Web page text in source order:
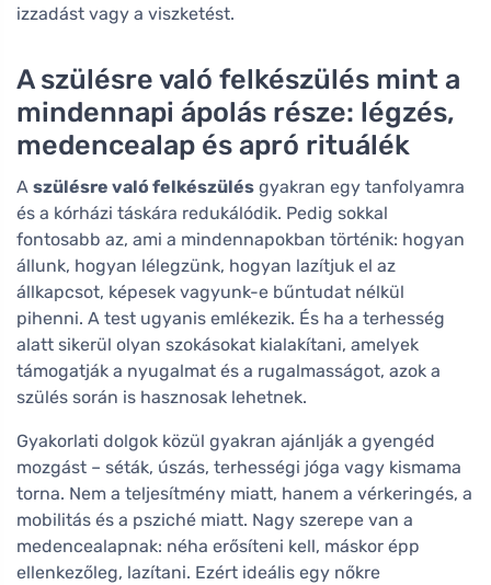
izzadást vagy a viszketést.
A szülésre való felkészülés mint a
mindennapi ápolás része: légzés,
medencealap és apró rituálék
A szülésre való felkészülés gyakran egy tanfolyamra
és a kórházi táskára redukálódik. Pedig sokkal
fontosabb az, ami a mindennapokban történik: hogyan
állunk, hogyan lélegzünk, hogyan lazítjuk el az
állkapcsot, képesek vagyunk-e bűntudat nélkül
pihenni. A test ugyanis emlékezik. És ha a terhesség
alatt sikerül olyan szokásokat kialakítani, amelyek
támogatják a nyugalmat és a rugalmasságot, azok a
szülés során is hasznosak lehetnek.
Gyakorlati dolgok közül gyakran ajánlják a gyengéd
mozgást – séták, úszás, terhességi jóga vagy kismama
torna. Nem a teljesítmény miatt, hanem a vérkeringés, a
mobilitás és a psziché miatt. Nagy szerepe van a
medencealapnak: néha erősíteni kell, máskor épp
ellenkezőleg, lazítani. Ezért ideális egy nőkre